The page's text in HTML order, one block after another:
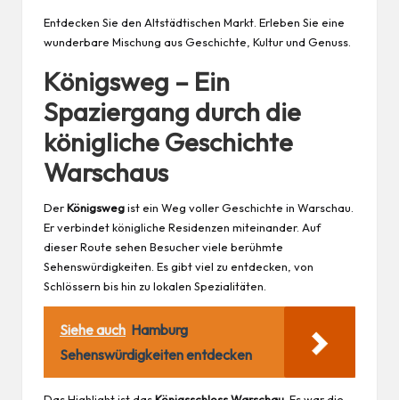
Entdecken Sie den Altstädtischen Markt. Erleben Sie eine
wunderbare Mischung aus Geschichte, Kultur und Genuss.
Königsweg – Ein
Spaziergang durch die
königliche Geschichte
Warschaus
DerKönigswegist ein Weg voller Geschichte in Warschau.
Er verbindet königliche Residenzen miteinander. Auf
dieser Route sehen Besucher viele berühmte
Sehenswürdigkeiten. Es gibt viel zu entdecken, von
Schlössern bis hin zu lokalen Spezialitäten.
Siehe auch Hamburg
Sehenswürdigkeiten entdecken